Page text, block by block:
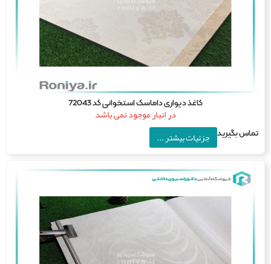
کاغذ دیواری داماسک استخوانی کد 72043
در انبار موجود نمی باشد
بگیرید جزئیات بیشتر ...